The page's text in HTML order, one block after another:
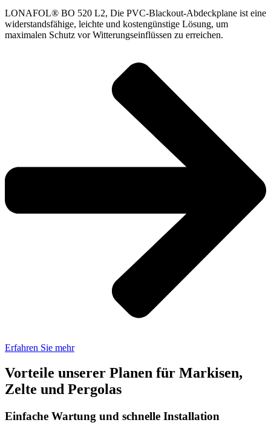
LONAFOL® BO 520 L2, Die PVC-Blackout-Abdeckplane ist eine
widerstandsfähige, leichte und kostengünstige Lösung, um
maximalen Schutz vor Witterungseinflüssen zu erreichen.
Erfahren Sie mehr
Vorteile unserer Planen für Markisen,
Zelte und Pergolas
Einfache Wartung und schnelle Installation